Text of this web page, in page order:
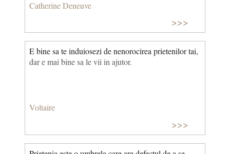
Catherine Deneuve
>>>
E bine sa te induiosezi de nenorocirea prietenilor tai,
dar e mai bine sa le vii in ajutor.
Voltaire
>>>